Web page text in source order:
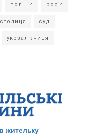
поліція росія
столиця суд
укрзалізниця